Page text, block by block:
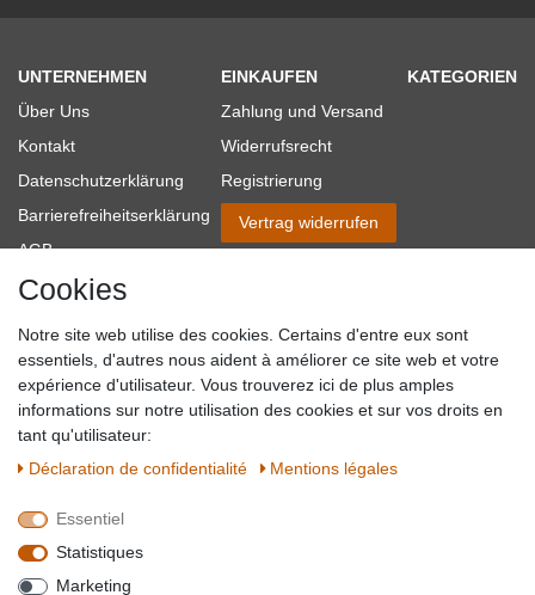
UNTERNEHMEN
Über Uns
Kontakt
Datenschutzerklärung
Barrierefreiheitserklärung
AGB
Impressum
Blog
EINKAUFEN
Zahlung und Versand
Widerrufsrecht
Registrierung
Vertrag widerrufen
KATEGORIEN
SICHER EINKAUFEN
QUALITÄT
WIR AKZEPTIEREN
Cookies
Notre site web utilise des cookies. Certains d'entre eux sont
essentiels, d'autres nous aident à améliorer ce site web et votre
expérience d'utilisateur. Vous trouverez ici de plus amples
informations sur notre utilisation des cookies et sur vos droits en
tant qu'utilisateur:
Déclaration de confidentialité
Mentions légales
Essentiel
Statistiques
Marketing